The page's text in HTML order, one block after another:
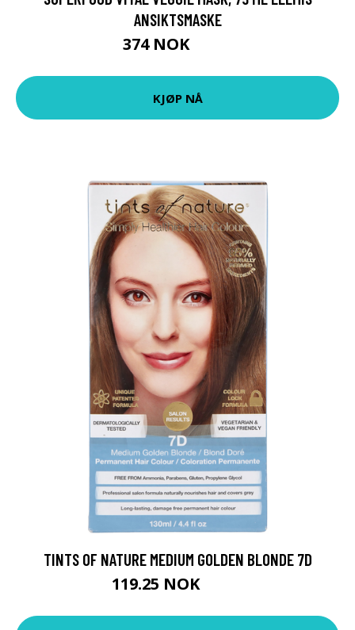
ANSIKTSMASKE
374 NOK
KJØP NÅ
TINTS OF NATURE MEDIUM GOLDEN BLONDE 7D
119.25 NOK